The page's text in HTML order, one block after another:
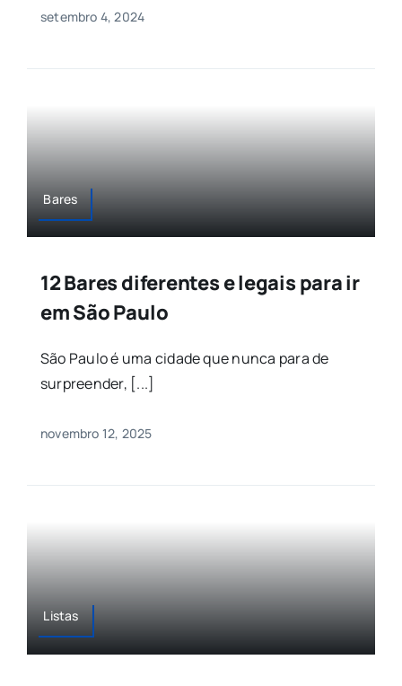
setembro 4, 2024
Bares
12 Bares diferentes e legais para ir
em São Paulo
São Paulo é uma cidade que nunca para de
surpreender, [...]
novembro 12, 2025
Listas